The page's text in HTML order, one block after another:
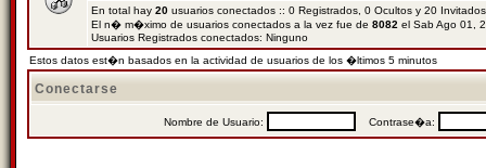
En total hay 20 usuarios conectados :: 0 Registrados, 0 Ocultos y 20
El n� m�ximo de usuarios conectados a la vez fue de 8082 el Sab Ago 01,
Usuarios Registrados conectados: Ninguno
Estos datos est�n basados en la actividad de usuarios de los �ltimos 5 minutos
Conectarse
Nombre de Usuario: Contrase�a: